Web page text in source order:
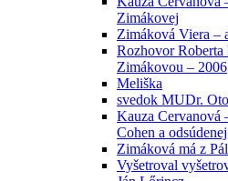
Zimákovej
Zimáková Viera –
Rozhovor
Zimákovou – 2006
Meliška
svedok MUDr.
Kauza Cervanová
Cohen a
Zimáková má z
Vyšetroval